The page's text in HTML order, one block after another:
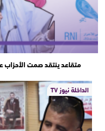
متقاعد ينتقد صمت الأحزاب
الداخلة نيوز TV